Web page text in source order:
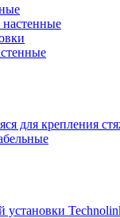
для крепления
установки